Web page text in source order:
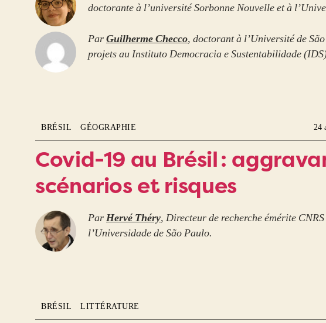
doctorante à l’université Sorbonne Nouvelle et à
ParGuilherme Checco, doctorant à l’Université de
projets au Instituto Democracia e Sustentabilidade
BRÉSIL GÉOGRAPHIE 24
Covid-19 au Brésil :
scénarios et risques
ParHervé Théry, Directeur de recherche émérite
l’Universidade de São Paulo.
BRÉSIL LITTÉRATURE